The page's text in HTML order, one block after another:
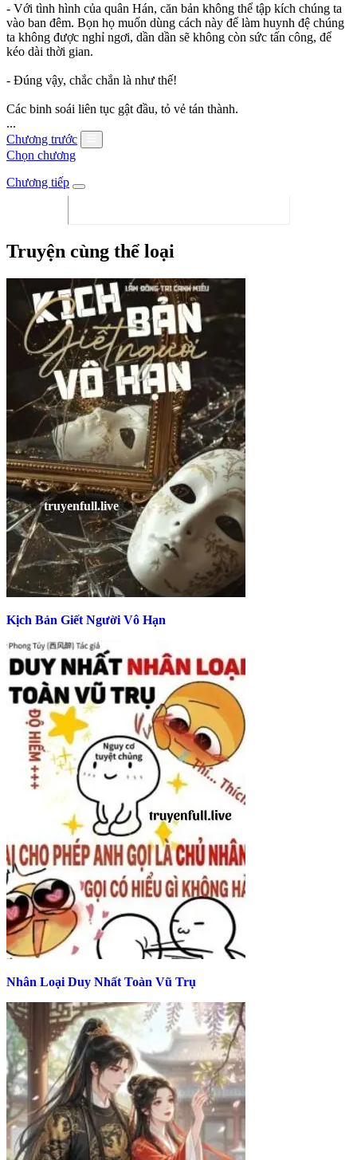
- Với tình hình của quân Hán, căn bản không thể tập kích chúng ta
vào ban đêm. Bọn họ muốn dùng cách này để làm huynh đệ chúng
ta không được nghỉ ngơi, dần dần sẽ không còn sức tấn công, để
kéo dài thời gian.
- Đúng vậy, chắc chắn là như thế!
Các binh soái liên tục gật đầu, tỏ vẻ tán thành.
...
Chương trước
Chọn chương
Chương tiếp
Truyện cùng thể loại
Kịch Bản Giết Người Vô Hạn
Nhân Loại Duy Nhất Toàn Vũ Trụ